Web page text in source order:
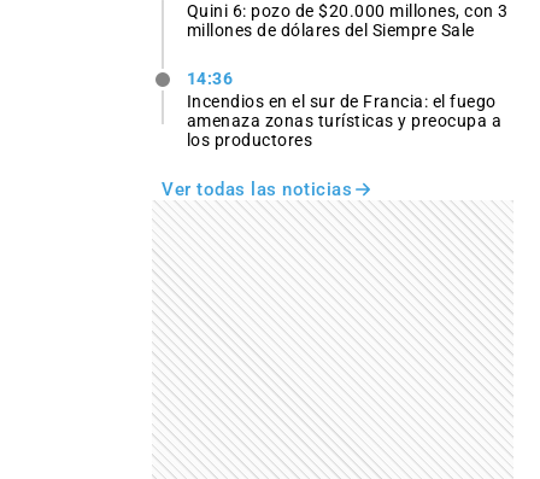
Quini 6: pozo de $20.000 millones, con 3
millones de dólares del Siempre Sale
14:36
Incendios en el sur de Francia: el fuego
amenaza zonas turísticas y preocupa a
los productores
Ver todas las noticias